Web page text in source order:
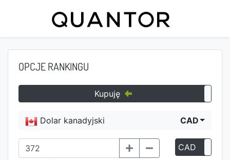
OPCJE RANKINGU
Kupuję
Dolar kanadyjski CAD
CAD